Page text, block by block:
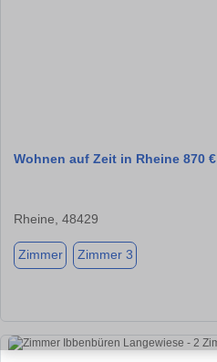
Wohnen auf Zeit in Rheine 870 €
Rheine, 48429
Zimmer Zimmer 3